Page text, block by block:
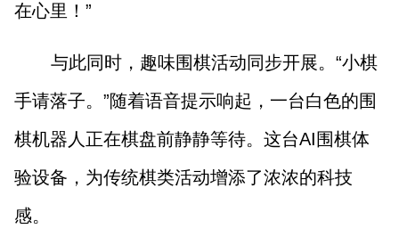
在心里！”
与此同时，趣味围棋活动同步开展。“小棋
手请落子。”随着语音提示响起，一台白色的围
棋机器人正在棋盘前静静等待。这台AI围棋体
验设备，为传统棋类活动增添了浓浓的科技
感。